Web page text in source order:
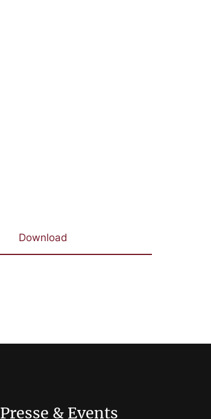
Download
Presse & Events